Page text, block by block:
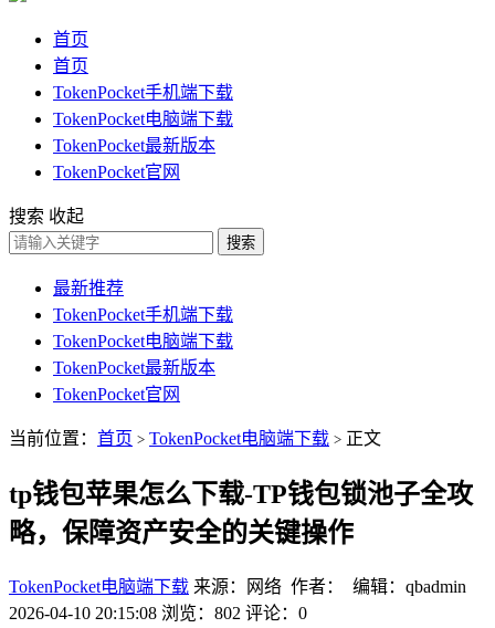
首页
首页
TokenPocket手机端下载
TokenPocket电脑端下载
TokenPocket最新版本
TokenPocket官网
搜索 收起
搜索
最新推荐
TokenPocket手机端下载
TokenPocket电脑端下载
TokenPocket最新版本
TokenPocket官网
当前位置： 首页 > TokenPocket电脑端下载 > 正文
tp钱包苹果怎么下载-TP钱包锁池子全攻
略，保障资产安全的关键操作
TokenPocket电脑端下载 来源：网络 作者： 编辑：qbadmin
2026-04-10 20:15:08 浏览：802 评论：0